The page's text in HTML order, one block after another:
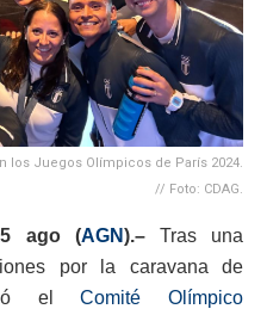
Juegos Olímpicos de París 2024.
// Foto: CDAG.
ago (AGN).–Tras una
por la caravana de
elComité Olímpico